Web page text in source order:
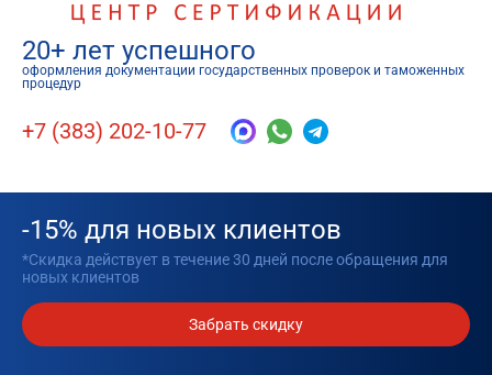
20+ лет успешного
оформления документации государственных проверок и таможенных
процедур
+7 (383) 202-10-77
-15% для новых клиентов
*Скидка действует в течение 30 дней после обращения для
новых клиентов
Забрать скидку